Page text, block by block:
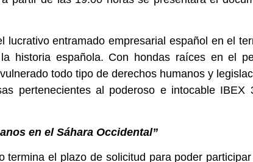
entramado empresarial español en el
historia española. Con hondas raíces en el
todo tipo de derechos humanos y
pertenecientes al poderoso e intocable IBEX
en el Sáhara Occidental”
el plazo de solicitud para poder